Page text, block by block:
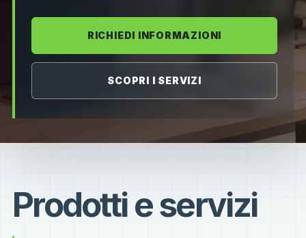
RICHIEDI INFORMAZIONI
SCOPRI I SERVIZI
Prodotti e servizi